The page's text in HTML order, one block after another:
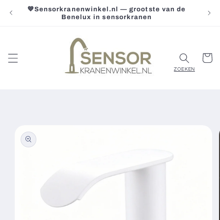
Meteen
naar de
💙Sensorkranenwinkel.nl — grootste van de
Benelux in sensorkranen